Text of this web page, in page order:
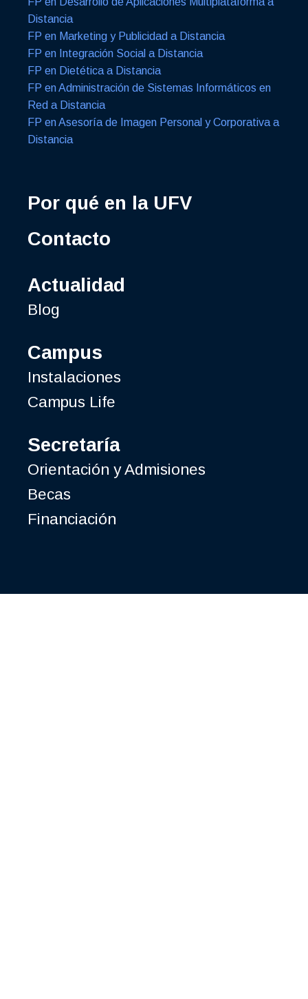
Distancia
FP en Marketing y Publicidad a Distancia
FP en Integración Social a Distancia
FP en Dietética a Distancia
FP en Administración de Sistemas Informáticos en
Red a Distancia
FP en Asesoría de Imagen Personal y Corporativa a
Distancia
Por qué en la UFV
Contacto
Actualidad
Blog
Campus
Instalaciones
Campus Life
Secretaría
Orientación y Admisiones
Becas
Financiación